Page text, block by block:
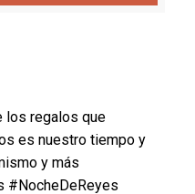
los regalos que
es nuestro tiempo y
y más
#NocheDeReyes